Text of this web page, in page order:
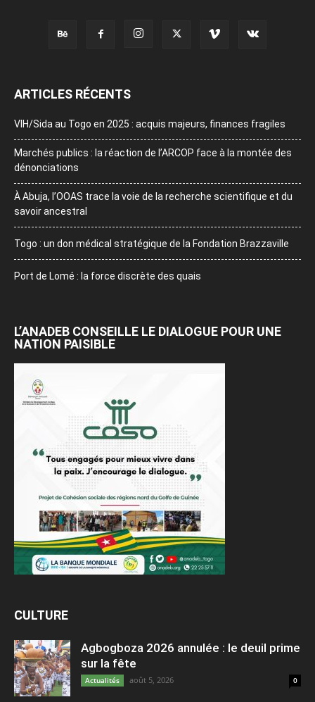
ARTICLES RÉCENTS
VIH/Sida au Togo en 2025 : acquis majeurs, finances fragiles
Marchés publics : la réaction de l’ARCOP face à la montée des
dénonciations
À Abuja, l’OOAS trace la voie de la recherche scientifique et du
savoir ancestral
Togo : un don médical stratégique de la Fondation Brazzaville
Port de Lomé : la force discrète des quais
L’ANADEB CONSEILLE LE DIALOGUE POUR UNE
NATION PAISIBLE
CULTURE
Agbogboza 2026 annulée : le deuil prime
sur la fête
Actualités août 5, 2026 0